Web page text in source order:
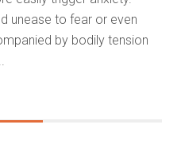
unease to fear or even
by bodily tension